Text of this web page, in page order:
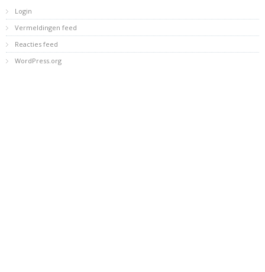
Login
Vermeldingen feed
Reacties feed
WordPress.org